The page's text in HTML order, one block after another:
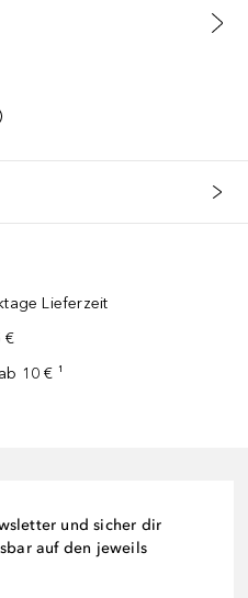
Lieferzeit
€
10 € ¹
und sicher dir
auf den jeweils